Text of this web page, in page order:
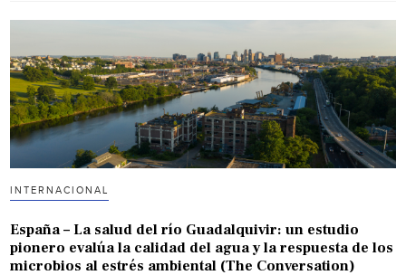
INTERNACIONAL
España – La salud del río Guadalquivir: un estudio
pionero evalúa la calidad del agua y la respuesta de los
microbios al estrés ambiental (The Conversation)